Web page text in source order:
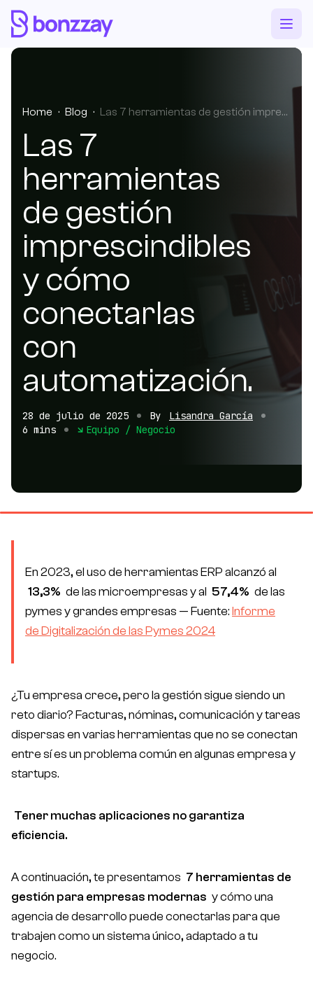
Home · Blog · Las 7 herramientas de gestión imprescindibles y cómo conectarlas con automatización.
Las 7
herramientas
de gestión
imprescindibles
y cómo
conectarlas
con
automatización.
28 de julio de 2025 By
Lisandra García
6 mins
Equipo / Negocio
En 2023, el uso de herramientas ERP alcanzó al
13,3% de las microempresas y al 57,4% de las
pymes y grandes empresas —Fuente:Informe
de Digitalización de las Pymes 2024
¿Tu empresa crece, pero la gestión sigue siendo un
reto diario? Facturas, nóminas, comunicación y tareas
dispersas en varias herramientas que no se conectan
entre sí es un problema común en algunas empresa y
startups.
Tener muchas aplicaciones no garantiza
eficiencia.
A continuación, te presentamos 7 herramientas de
gestión para empresas modernas y cómo una
agencia de desarrollo puede conectarlas para que
trabajen como un sistema único, adaptado a tu
negocio.